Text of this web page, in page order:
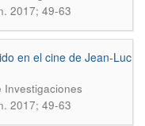
2017; 49-63
en el cine de Jean-Luc
Investigaciones
2017; 49-63